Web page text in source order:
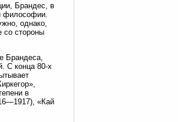
Брандес, в
философии.
однако,
со стороны
Брандеса,
С конца 80-х
в
«Кай